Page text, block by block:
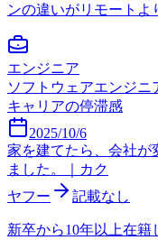
ンの違いがリモートよ
エンジニア
ソフトウェアエンジニ
キャリアの停滞感
2025/10/6
家を建てたら、会社が
ました。｜カク
ヤフー
記載なし
新卒から10年以上在